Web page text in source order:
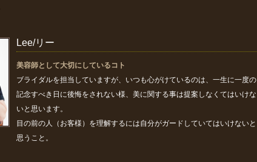
Lee/リー
美容師として大切にしているコト
ブライダルを担当していますが、いつも心がけているのは、一生に一度の
記念すべき日に後悔をされない様、美に関する事は提案しなくてはいけな
いと思います。
目の前の人（お客様）を理解するには自分がガードしていてはいけないと
思うこと。